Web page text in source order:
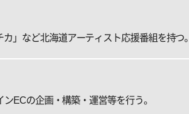
」など北海道アーティスト応援番組を持つ。
ECの企画・構築・運営等を行う。